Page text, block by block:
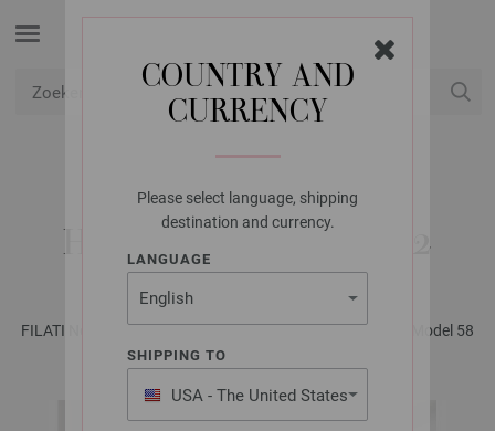
COUNTRY AND
CURRENCY
Please select language, shipping
destination and currency.
LANGUAGE
SHIPPING TO
USA - The United States
of America
LANA GROSSA
HESJE BRIGITTE NO. 2
FILATI No. 66 - Tijdschrift (DE) + Breibeschrijvingen (NL) | Model 58